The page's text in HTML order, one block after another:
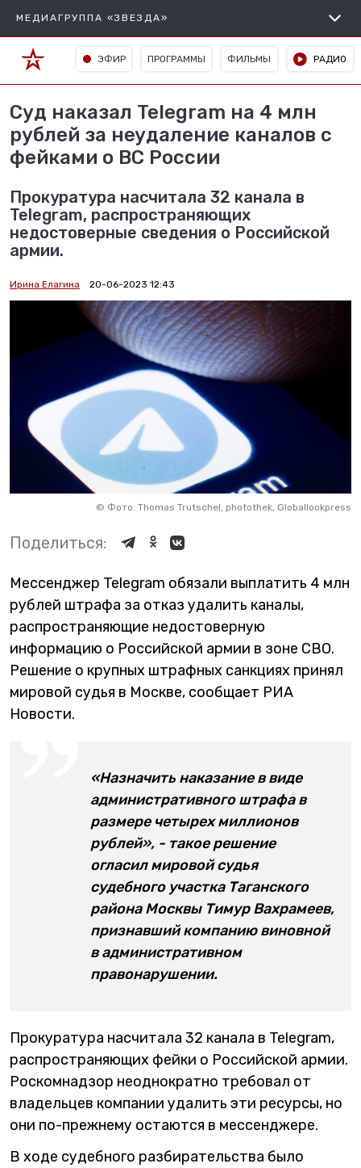
МЕДИАГРУППА «ЗВЕЗДА»
ЭФИР ПРОГРАММЫ ФИЛЬМЫ РАДИО
Суд наказал Telegram на 4 млн
рублей за неудаление каналов с
фейками о ВС России
Прокуратура насчитала 32 канала в
Telegram, распространяющих
недостоверные сведения о Российской
армии.
Ирина Елагина 20-06-2023 12:43
© Фото: Thomas Trutschel, photothek, Globallookpress
Поделиться:
Мессенджер Telegram обязали выплатить 4 млн
рублей штрафа за отказ удалить каналы,
распространяющие недостоверную
информацию о Российской армии в зоне СВО.
Решение о крупных штрафных санкциях принял
мировой судья в Москве, сообщает РИА
Новости.
«Назначить наказание в виде
административного штрафа в
размере четырех миллионов
рублей», - такое решение
огласил мировой судья
судебного участка Таганского
района Москвы Тимур Вахрамеев,
признавший компанию виновной
в административном
правонарушении.
Прокуратура насчитала 32 канала в Telegram,
распространяющих фейки о Российской армии.
Роскомнадзор неоднократно требовал от
владельцев компании удалить эти ресурсы, но
они по-прежнему остаются в мессенджере.
В ходе судебного разбирательства было